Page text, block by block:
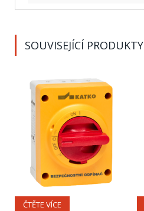
SOUVISEJÍCÍ PRODUKTY
ČTĚTE VÍCE